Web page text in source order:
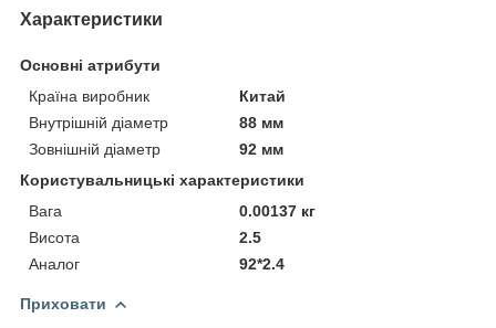
Характеристики
Основні атрибути
Країна виробник
Китай
Внутрішній діаметр
88 мм
Зовнішній діаметр
92 мм
Користувальницькі характеристики
Вага
0.00137 кг
Висота
2.5
Аналог
92*2.4
Приховати